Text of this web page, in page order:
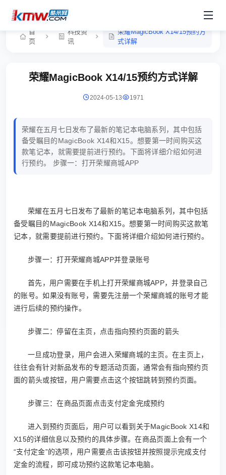
首
页
科技资
讯
荣耀MagicBook X14/15预约方
式详解
荣耀MagicBook X14/15预约方式详解
2024-05-13 1971
荣耀在五月七日发布了最新的笔记本电脑系列，其中包括
备受瞩目的MagicBook X14和X15。想要第一时间购买这
款笔记本，就需要提前进行预约。下面将详细介绍如何进
行预约。 步骤一：打开荣耀商城APP
荣耀在五月七日发布了最新的笔记本电脑系列，其中包括
备受瞩目的MagicBook X14和X15。想要第一时间购买这款笔
记本，就需要提前进行预约。下面将详细介绍如何进行预约。
步骤一：打开荣耀商城APP并登录账号
首先，用户需要在手机上打开荣耀商城APP，并登录自己
的账号。如果没有账号，需要先注册一个荣耀商城的账号才能
进行后续的预约操作。
步骤二：停留在主页，点击指向预约页面的箭头
一旦成功登录，用户会进入荣耀商城的主页。在主页上，
往往会有针对新品发布的专题活动页面，通常会有指向预约页
面的箭头或按钮，用户需要点击这个按钮跳转到预约页面。
步骤三：在商品页面点击支付定金完成预约
进入到预约页面后，用户可以看到关于MagicBook X14和
X15的详细信息以及预约的具体步骤。在商品页面上会有一个
“支付定金”的选项，用户需要点击该按钮并按照提示完成支付
定金的流程，即可成功预约这款笔记本电脑。